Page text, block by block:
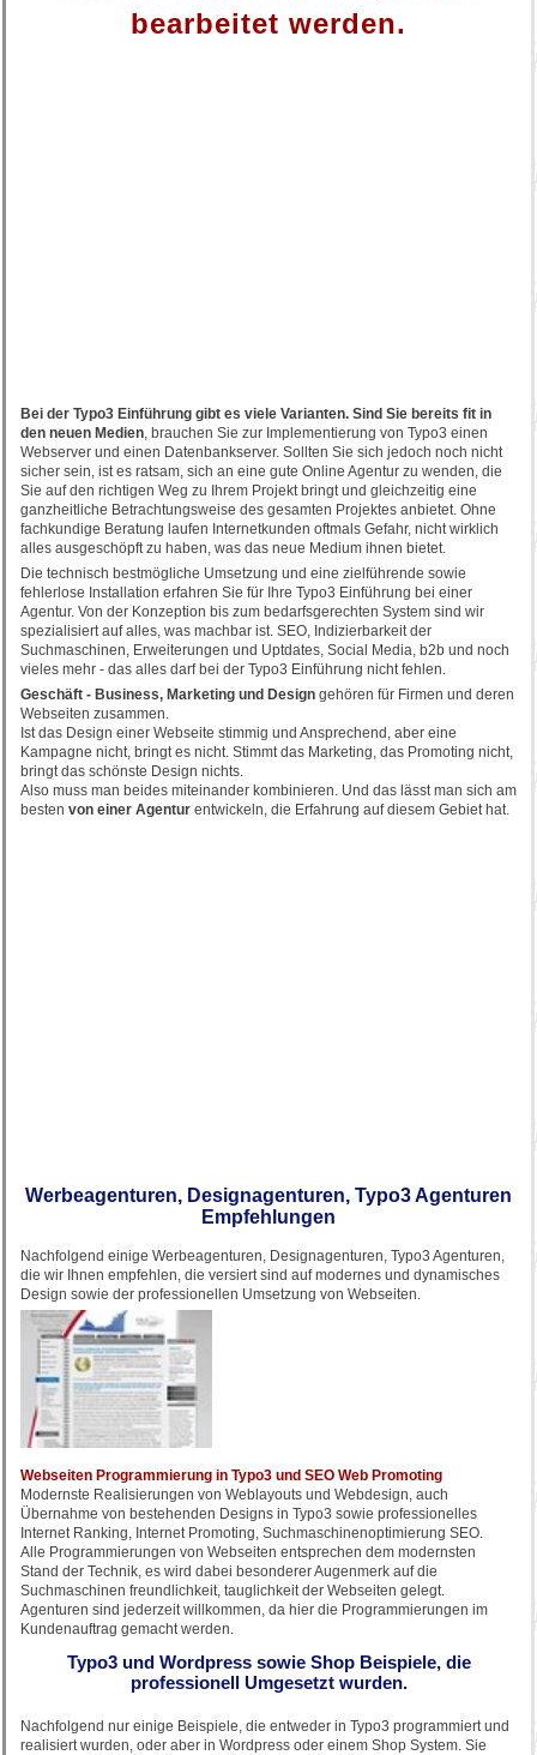
bearbeitet werden.
Bei der Typo3 Einführung gibt es viele Varianten. Sind Sie bereits fit in
den neuen Medien, brauchen Sie zur Implementierung von Typo3 einen
Webserver und einen Datenbankserver. Sollten Sie sich jedoch noch nicht
sicher sein, ist es ratsam, sich an eine gute Online Agentur zu wenden, die
Sie auf den richtigen Weg zu Ihrem Projekt bringt und gleichzeitig eine
ganzheitliche Betrachtungsweise des gesamten Projektes anbietet. Ohne
fachkundige Beratung laufen Internetkunden oftmals Gefahr, nicht wirklich
alles ausgeschöpft zu haben, was das neue Medium ihnen bietet.
Die technisch bestmögliche Umsetzung und eine zielführende sowie
fehlerlose Installation erfahren Sie für Ihre Typo3 Einführung bei einer
Agentur. Von der Konzeption bis zum bedarfsgerechten System sind wir
spezialisiert auf alles, was machbar ist. SEO, Indizierbarkeit der
Suchmaschinen, Erweiterungen und Uptdates, Social Media, b2b und noch
vieles mehr - das alles darf bei der Typo3 Einführung nicht fehlen.
Geschäft - Business, Marketing und Design gehören für Firmen und deren
Webseiten zusammen.
Ist das Design einer Webseite stimmig und Ansprechend, aber eine
Kampagne nicht, bringt es nicht. Stimmt das Marketing, das Promoting nicht,
bringt das schönste Design nichts.
Also muss man beides miteinander kombinieren. Und das lässt man sich am
besten von einer Agentur entwickeln, die Erfahrung auf diesem Gebiet hat.
Werbeagenturen, Designagenturen, Typo3 Agenturen
Empfehlungen
Nachfolgend einige Werbeagenturen, Designagenturen, Typo3 Agenturen,
die wir Ihnen empfehlen, die versiert sind auf modernes und dynamisches
Design sowie der professionellen Umsetzung von Webseiten.
Webseiten Programmierung in Typo3 und SEO Web Promoting
Modernste Realisierungen von Weblayouts und Webdesign, auch
Übernahme von bestehenden Designs in Typo3 sowie professionelles
Internet Ranking, Internet Promoting, Suchmaschinenoptimierung SEO.
Alle Programmierungen von Webseiten entsprechen dem modernsten
Stand der Technik, es wird dabei besonderer Augenmerk auf die
Suchmaschinen freundlichkeit, tauglichkeit der Webseiten gelegt.
Agenturen sind jederzeit willkommen, da hier die Programmierungen im
Kundenauftrag gemacht werden.
Typo3 und Wordpress sowie Shop Beispiele, die
professionell Umgesetzt wurden.
Nachfolgend nur einige Beispiele, die entweder in Typo3 programmiert und
realisiert wurden, oder aber in Wordpress oder einem Shop System. Sie